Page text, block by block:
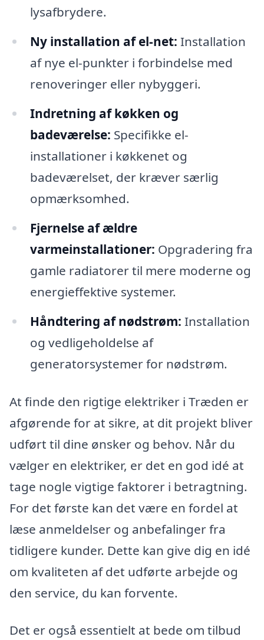
lysafbrydere.
Ny installation af el-net: Installation
af nye el-punkter i forbindelse med
renoveringer eller nybyggeri.
Indretning af køkken og
badeværelse: Specifikke el-
installationer i køkkenet og
badeværelset, der kræver særlig
opmærksomhed.
Fjernelse af ældre
varmeinstallationer: Opgradering fra
gamle radiatorer til mere moderne og
energieffektive systemer.
Håndtering af nødstrøm: Installation
og vedligeholdelse af
generatorsystemer for nødstrøm.
At finde den rigtige elektriker i Træden er
afgørende for at sikre, at dit projekt bliver
udført til dine ønsker og behov. Når du
vælger en elektriker, er det en god idé at
tage nogle vigtige faktorer i betragtning.
For det første kan det være en fordel at
læse anmeldelser og anbefalinger fra
tidligere kunder. Dette kan give dig en idé
om kvaliteten af det udførte arbejde og
den service, du kan forvente.
Det er også essentielt at bede om tilbud